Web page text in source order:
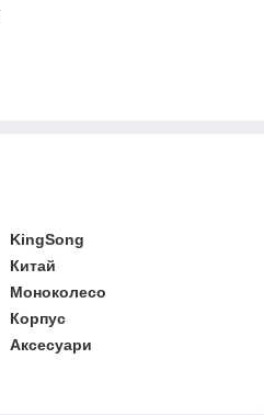
KingSong
Китай
Моноколесо
Корпус
Аксесуари